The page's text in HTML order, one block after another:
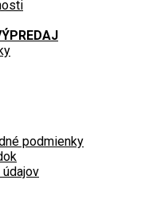
podmienky
údajov